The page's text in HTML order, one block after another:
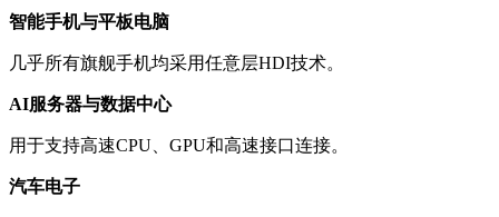
智能手机与平板电脑
几乎所有旗舰手机均采用任意层HDI技术。
AI服务器与数据中心
用于支持高速CPU、GPU和高速接口连接。
汽车电子